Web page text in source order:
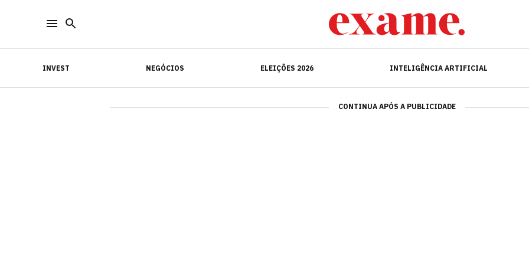
INVEST NEGÓCIOS ELEIÇÕES 2026 INTELIGÊNCIA ARTIFICIAL
INVEST INTELIGÊNCIA ARTIFICIAL
CONTINUA APÓS A PUBLICIDADE